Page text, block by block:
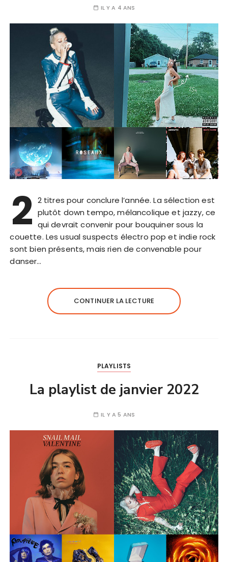
IL Y A 4 ANS
2 2 titres pour conclure l’année. La sélection est
plutôt down tempo, mélancolique et jazzy, ce
qui devrait convenir pour bouquiner sous la
couette. Les usual suspects électro pop et indie rock
sont bien présents, mais rien de convenable pour
danser…
CONTINUER LA LECTURE
PLAYLISTS
La playlist de janvier 2022
IL Y A 5 ANS